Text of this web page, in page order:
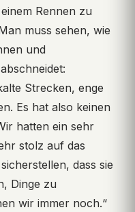
Rennen zu
muss sehen, wie
und
Strecken, enge
Es hat also keinen
hatten ein sehr
stolz auf das
dass sie
Dinge zu
wir immer noch.“